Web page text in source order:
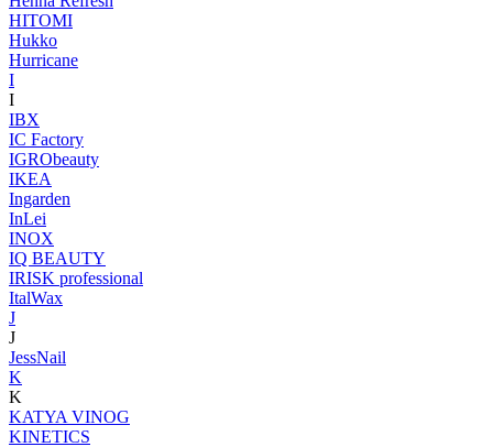
HITOMI
Hukko
Hurricane
I
I
IBX
IC Factory
IGRObeauty
IKEA
Ingarden
InLei
INOX
IQ BEAUTY
IRISK professional
ItalWax
J
J
JessNail
K
K
KATYA VINOG
KINETICS